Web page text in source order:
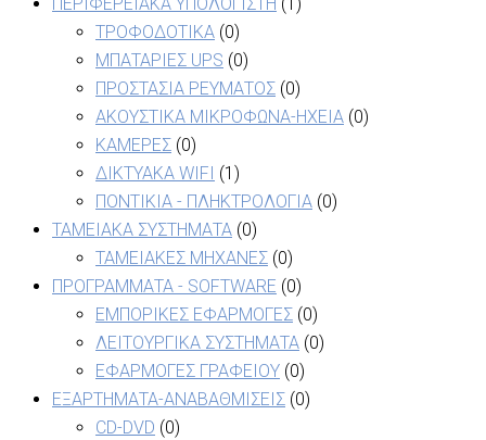
ΤΡΟΦΟΔΟΤΙΚΑ (0)
ΜΠΑΤΑΡΙΕΣ UPS (0)
ΠΡΟΣΤΑΣΙΑ ΡΕΥΜΑΤΟΣ (0)
ΑΚΟΥΣΤΙΚΑ ΜΙΚΡΟΦΩΝΑ-ΗΧΕΙΑ (0)
ΚΑΜΕΡΕΣ (0)
ΔΙΚΤΥΑΚΑ WIFI (1)
ΠΟΝΤΙΚΙΑ - ΠΛΗΚΤΡΟΛΟΓΙΑ (0)
ΤΑΜΕΙΑΚΑ ΣΥΣΤΗΜΑΤΑ (0)
ΤΑΜΕΙΑΚΕΣ ΜΗΧΑΝΕΣ (0)
ΠΡΟΓΡΑΜΜΑΤΑ - SOFTWARE (0)
ΕΜΠΟΡΙΚΕΣ ΕΦΑΡΜΟΓΕΣ (0)
ΛΕΙΤΟΥΡΓΙΚΑ ΣΥΣΤΗΜΑΤΑ (0)
ΕΦΑΡΜΟΓΕΣ ΓΡΑΦΕΙΟΥ (0)
ΕΞΑΡΤΗΜΑΤΑ-ΑΝΑΒΑΘΜΙΣΕΙΣ (0)
CD-DVD (0)